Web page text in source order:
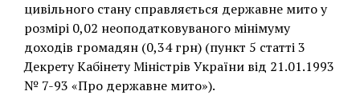
цивільного стану справляється державне мито у
розмірі 0,02 неоподатковуваного мінімуму
доходів громадян (0,34 грн) (пункт 5 статті 3
Декрету Кабінету Міністрів України від 21.01.1993
№ 7-93 «Про державне мито»).